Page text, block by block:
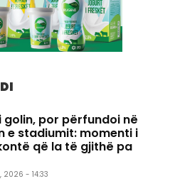
golin, por përfundoi në
e stadiumit: momenti i
që la të gjithë pa
2026 - 14:33